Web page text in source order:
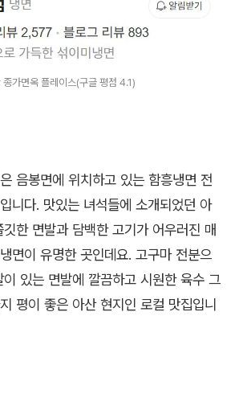
종가면옥 플레이스(구글 평점 4.1)
음봉면에 위치하고 있는 함흥냉면 전
니다. 맛있는 녀석들에 소개되었던 아
한 면발과 담백한 고기가 어우러진 매
면이 유명한 곳인데요. 고구마 전분으
있는 면발에 깔끔하고 시원한 육수 그
평이 좋은 아산 현지인 로컬 맛집입니